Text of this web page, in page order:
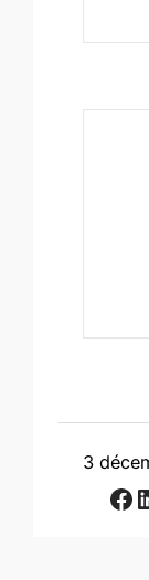
3
Facebook LinkedIn